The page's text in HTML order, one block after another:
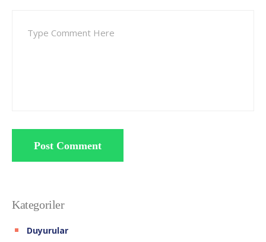
Post Comment
Kategoriler
Duyurular